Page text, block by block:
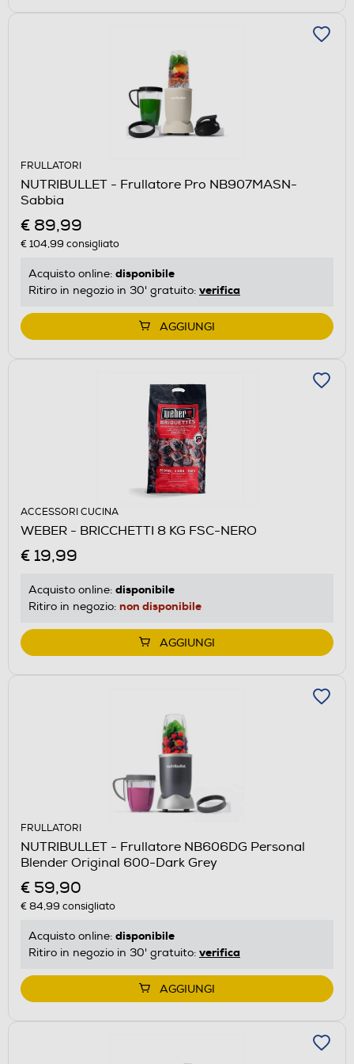
FRULLATORI
NUTRIBULLET - Frullatore Pro NB907MASN-
Sabbia
€ 89,99
€ 104,99 consigliato
Acquisto online: disponibile
Ritiro in negozio in 30' gratuito: verifica
AGGIUNGI
ACCESSORI CUCINA
WEBER - BRICCHETTI 8 KG FSC-NERO
€ 19,99
Acquisto online: disponibile
Ritiro in negozio: non disponibile
AGGIUNGI
FRULLATORI
NUTRIBULLET - Frullatore NB606DG Personal
Blender Original 600-Dark Grey
€ 59,90
€ 84,99 consigliato
Acquisto online: disponibile
Ritiro in negozio in 30' gratuito: verifica
AGGIUNGI